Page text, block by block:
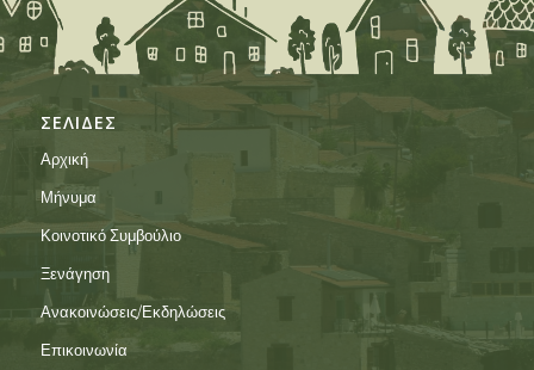
ΣΕΛΙΔΕΣ
Αρχική
Μήνυμα
Κοινοτικό Συμβούλιο
Ξενάγηση
Ανακοινώσεις/Εκδηλώσεις
Επικοινωνία